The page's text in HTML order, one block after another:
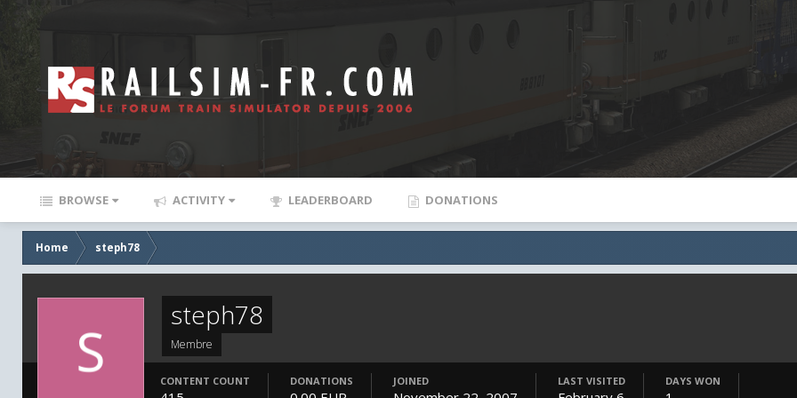
BROWSE ACTIVITY LEADERBOARD DONATIONS
Home steph78
steph78
Membre
CONTENT COUNT DONATIONS JOINED LAST VISITED DAYS WON